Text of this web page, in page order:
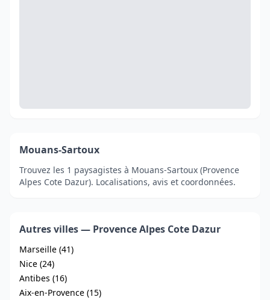
Mouans-Sartoux
Trouvez les 1 paysagistes à Mouans-Sartoux (Provence
Alpes Cote Dazur). Localisations, avis et coordonnées.
Autres villes — Provence Alpes Cote Dazur
Marseille (41)
Nice (24)
Antibes (16)
Aix-en-Provence (15)